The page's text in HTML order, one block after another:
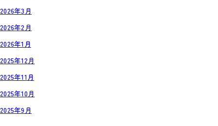
2026年3月
2026年2月
2026年1月
2025年12月
2025年11月
2025年10月
2025年9月